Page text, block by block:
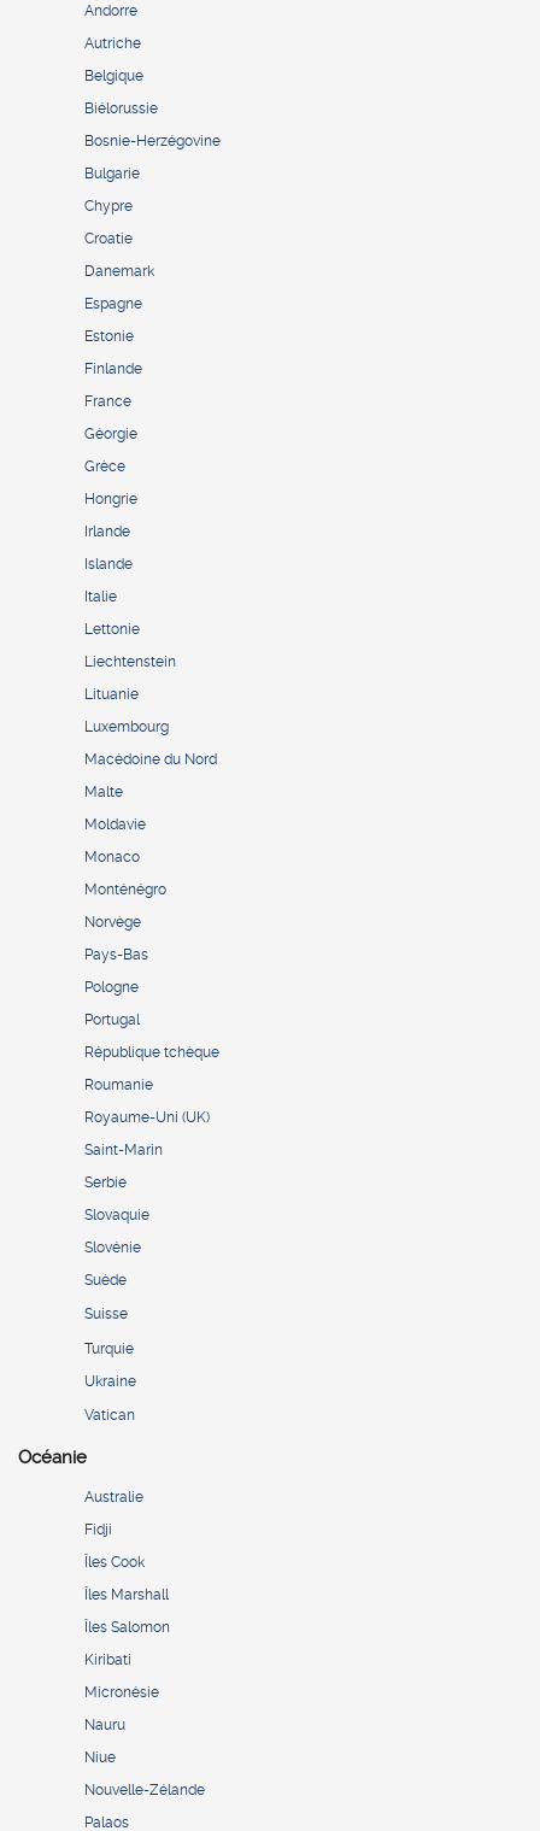
Andorre
Autriche
Belgique
Biélorussie
Bosnie-Herzégovine
Bulgarie
Chypre
Croatie
Danemark
Espagne
Estonie
Finlande
France
Géorgie
Grèce
Hongrie
Irlande
Islande
Italie
Lettonie
Liechtenstein
Lituanie
Luxembourg
Macédoine du Nord
Malte
Moldavie
Monaco
Monténégro
Norvège
Pays-Bas
Pologne
Portugal
République tchèque
Roumanie
Royaume-Uni (UK)
Saint-Marin
Serbie
Slovaquie
Slovénie
Suède
Suisse
Turquie
Ukraine
Vatican
Océanie
Australie
Fidji
Îles Cook
Îles Marshall
Îles Salomon
Kiribati
Micronésie
Nauru
Niue
Nouvelle-Zélande
Palaos